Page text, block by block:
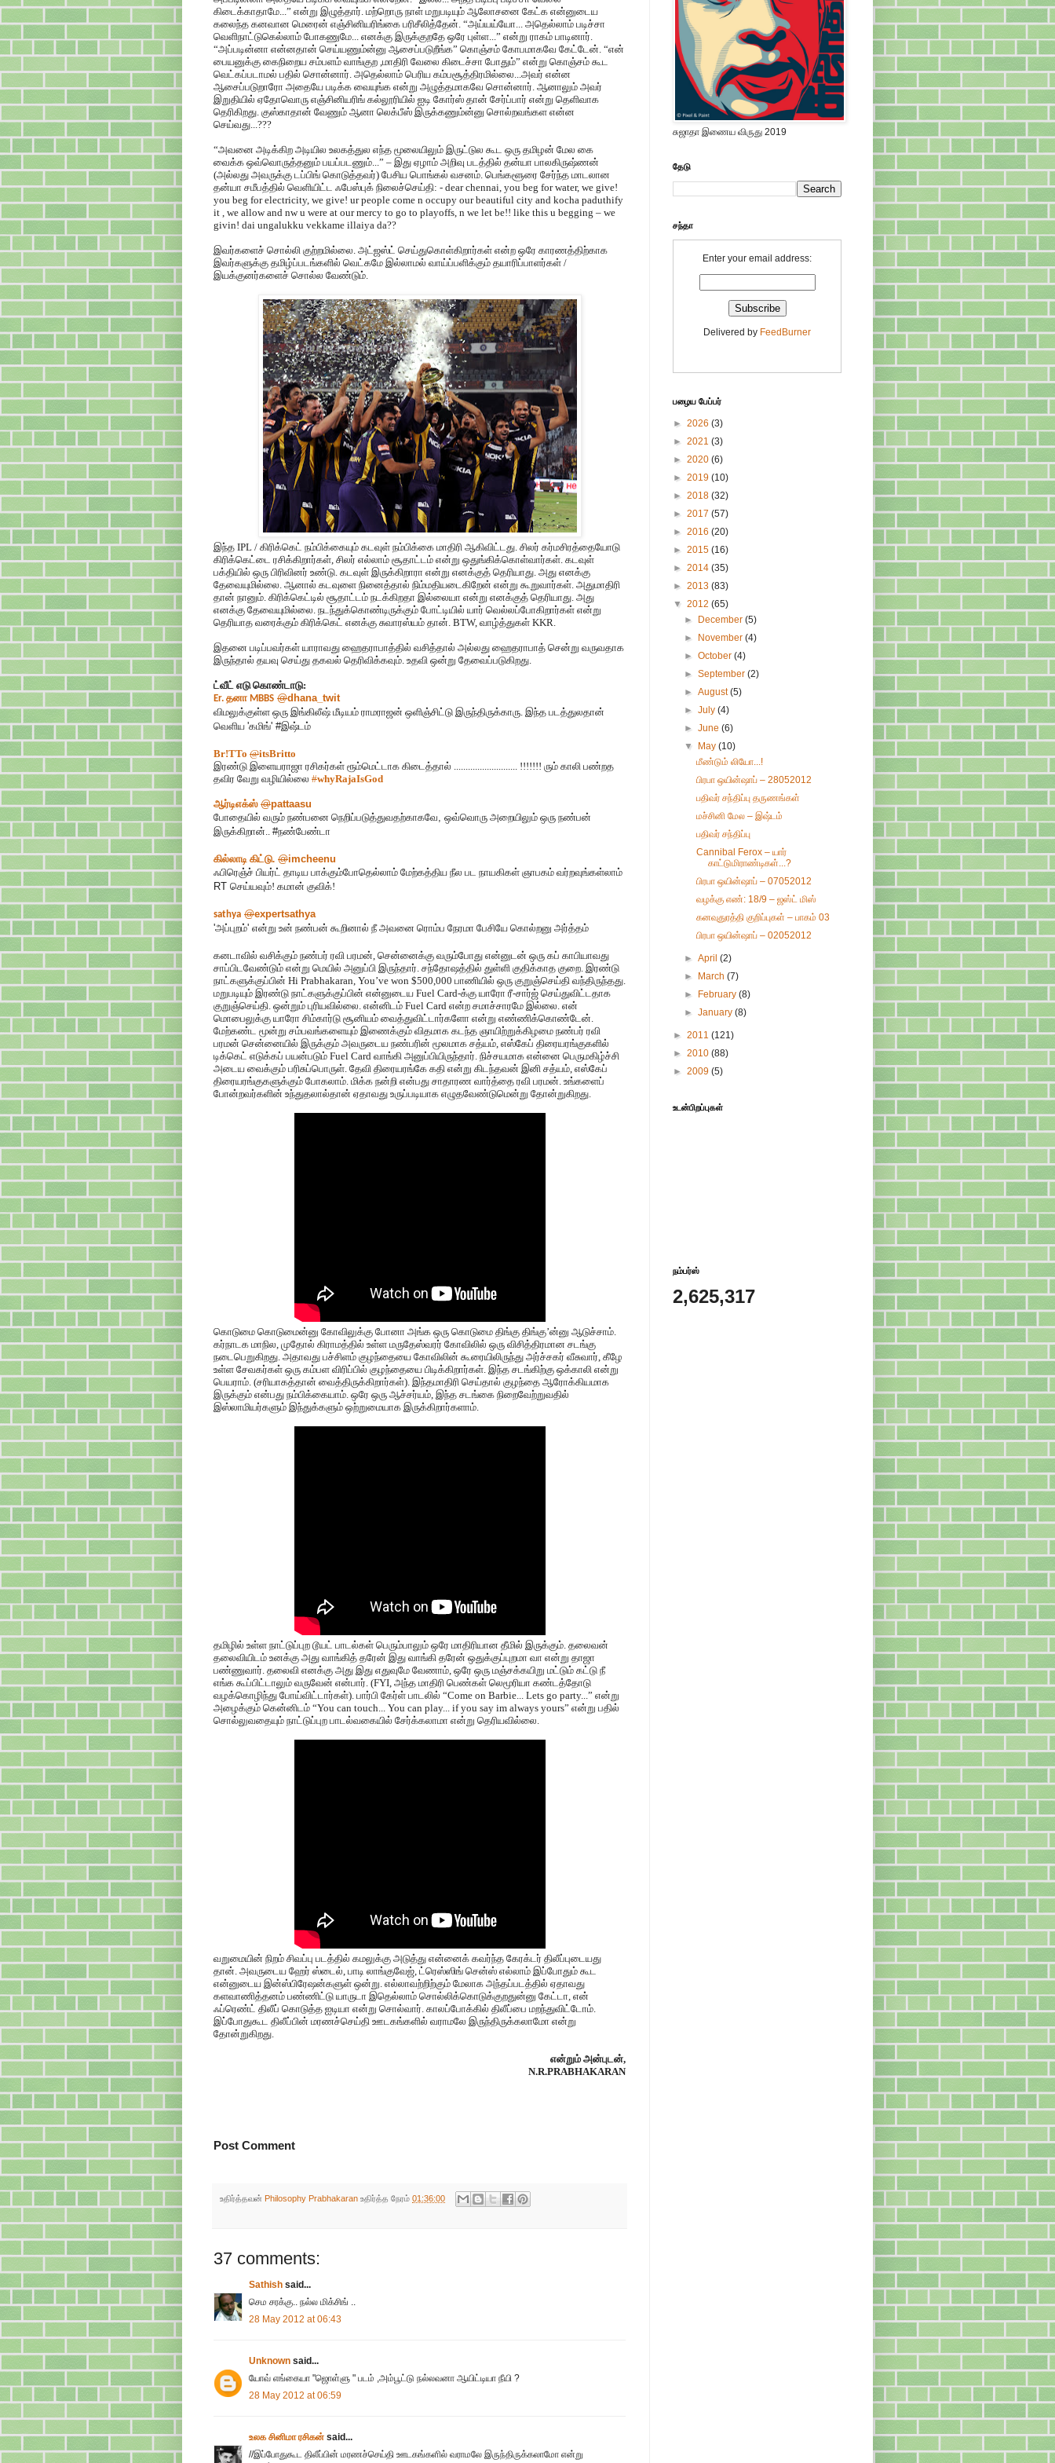
கிடைக்காதாமே...” என்று இழுத்தார். மற்றொரு நாள் மறுபடியும் ஆலோசனை கேட்க என்னுடைய
கலைந்த கனவான மெரைன் எஞ்சினியரிங்கை பரிசீலித்தேன். “அய்யய்யோ... அதெல்லாம் படிச்சா
வெளிநாட்டுகெல்லாம் போகணுமே... எனக்கு இருக்குறதே ஒரே புள்ள...” என்று ராகம் பாடினார்.
“அப்படின்னா என்னதான் செய்யணும்ன்னு ஆசைப்படுறீங்க” கொஞ்சம் கோபமாகவே கேட்டேன். “என்
பையனுக்கு கைநிறைய சம்பளம் வாங்குற ,மாதிரி வேலை கிடைச்சா போதும்” என்று கொஞ்சம் கூட
வெட்கப்படாமல் பதில் சொன்னார். அதெல்லாம் பெரிய கம்பசூத்திரமில்லை...அவர் என்ன
ஆசைப்படுறாரோ அதையே படிக்க வையுங்க என்று அழுத்தமாகவே சொன்னார். ஆனாலும் அவர்
இறுதியில் ஏதோவொரு எஞ்சினியரிங் கல்லூரியில் ஐடி கோர்ஸ் தான் சேர்ப்பார் என்று தெளிவாக
தெரிகிறது. குஸ்காதான் வேணும் ஆனா லெக்பீஸ் இருக்கணும்ன்னு சொல்றவங்கள என்ன
செய்வது...???
“அவனை அடிக்கிற அடியில உலகத்துல எந்த மூலையிலும் இருட்டுல கூட ஒரு தமிழன் மேல கை
வைக்க ஒவ்வொருத்தனும் பயப்படணும்...” – இது ஏழாம் அறிவு படத்தில் தன்யா பாலகிருஷ்ணன்
(அல்லது அவருக்கு டப்பிங் கொடுத்தவர்) பேசிய பொங்கல் வசனம். பெங்களூரை சேர்ந்த மாடலான
தன்யா சமீபத்தில் வெளியிட்ட ஃபேஸ்புக் நிலைச்செய்தி: - dear chennai, you beg for water, we give!
you beg for electricity, we give! ur people come n occupy our beautiful city and kocha paduthify
it , we allow and nw u were at our mercy to go to playoffs, n we let be!! like this u begging – we
givin! dai ungalukku vekkame illaiya da??
இவர்களைச் சொல்லி குற்றமில்லை. அட்ஜஸ்ட் செய்துகொள்கிறார்கள் என்ற ஒரே காரணத்திற்காக
இவர்களுக்கு தமிழ்ப்படங்களில் வெட்கமே இல்லாமல் வாய்ப்பளிக்கும் தயாரிப்பாளர்கள் /
இயக்குனர்களைச் சொல்ல வேண்டும்.
இந்த IPL / கிரிக்கெட் நம்பிக்கையும் கடவுள் நம்பிக்கை மாதிரி ஆகிவிட்டது. சிலர் கர்மசிரத்தையோடு
கிரிக்கெட்டை ரசிக்கிறார்கள், சிலர் எல்லாம் சூதாட்டம் என்று ஒதுங்கிக்கொள்வார்கள். கடவுள்
பக்தியில் ஒரு பிரிவினர் உண்டு. கடவுள் இருக்கிறாரா என்று எனக்குத் தெரியாது. அது எனக்கு
தேவையுமில்லை. ஆனால் கடவுளை நினைத்தால் நிம்மதியடைகிறேன் என்று கூறுவார்கள். அதுமாதிரி
தான் நானும். கிரிக்கெட்டில் சூதாட்டம் நடக்கிறதா இல்லையா என்று எனக்குத் தெரியாது. அது
எனக்கு தேவையுமில்லை. நடந்துக்கொண்டிருக்கும் போட்டியில் யார் வெல்லப்போகிறார்கள் என்று
தெரியாத வரைக்கும் கிரிக்கெட் எனக்கு சுவாரஸ்யம் தான். BTW, வாழ்த்துகள் KKR.
இதனை படிப்பவர்கள் யாராவது ஹைதராபாத்தில் வசித்தால் அல்லது ஹைதராபாத் சென்று வருவதாக
இருந்தால் தயவு செய்து தகவல் தெரிவிக்கவும். உதவி ஒன்று தேவைப்படுகிறது.
ட்வீட் எடு கொண்டாடு:
Er. தனா MBBS @dhana_twit
விமலுக்குள்ள ஒரு இங்கிலீஷ் மீடியம் ராமராஜன் ஒளிஞ்சிட்டு இருந்திருக்காரு. இந்த படத்துலதான்
வெளிய 'கமிங்' #இஷ்டம்
Br!TTo @itsBritto
இரண்டு இளையராஜா ரசிகர்கள் ரூம்மெட்டாக கிடைத்தால் ........................... !!!!!!! ரும் காலி பண்றத
தவிர வேறு வழியில்லை #whyRajaIsGod
ஆர்டிஎக்ஸ் @pattaasu
போதையில் வரும் நண்பனை நெறிப்படுத்துவதற்காகவே ஒவ்வொரு அறையிலும் ஒரு நண்பன்
இருக்கிறான்.. #நண்பேண்டா
கில்லாடி கிட்டு. @imcheenu
ஃபிரெஞ்ச் பியர்ட் தாடிய பாக்கும்போதெல்லாம் மேற்கத்திய நீல பட நாயகிகள் ஞாபகம் வர்றவுங்கள்லாம்
RT செய்யவும்! கமான் குவிக்!
sathya @expertsathya
'அப்புறம்' என்று உன் நண்பன் கூறினால் நீ அவனை ரொம்ப நேரமா பேசியே கொல்றனு அர்த்தம்
கனடாவில் வசிக்கும் நண்பர் ரவி பரமன், சென்னைக்கு வரும்போது என்னுடன் ஒரு கப் காபியாவது
சாப்பிடவேண்டும் என்று மெயில் அனுப்பி இருந்தார். சந்தோஷத்தில் துள்ளி குதிக்காத குறை. இரண்டு
நாட்களுக்குப்பின் Hi Prabhakaran, You’ve won $500,000 பாணியில் ஒரு குறுஞ்செய்தி வந்திருந்தது.
மறுபடியும் இரண்டு நாட்களுக்குப்பின் என்னுடைய Fuel Card-க்கு யாரோ ரீ-சார்ஜ் செய்துவிட்டதாக
குறுஞ்செய்தி. ஒன்றும் புரியவில்லை. என்னிடம் Fuel Card என்ற சமாச்சாரமே இல்லை. என்
மொபைலுக்கு யாரோ சிம்கார்டு சூனியம் வைத்துவிட்டார்களோ என்று எண்ணிக்கொண்டேன்.
மேற்கண்ட மூன்று சம்பவங்களையும் இணைக்கும் விதமாக கடந்த ஞாயிற்றுக்கிழமை நண்பர் ரவி
பரமன் சென்னையில் இருக்கும் அவருடைய நண்பரின் மூலமாக சத்யம், எஸ்கேப் திரையரங்குகளில்
டிக்கெட் எடுக்கப் பயன்படும் Fuel Card வாங்கி அனுப்பியிருந்தார். நிச்சயமாக என்னை பெருமகிழ்ச்சி
அடைய வைக்கும் பரிசுப்பொருள். தேவி திரையரங்கே கதி என்று கிடந்தவன் இனி சத்யம், எஸ்கேப்
திரையரங்குகளுக்கும் போகலாம். மிக்க நன்றி என்பது சாதாரண வார்த்தை ரவி பரமன். உங்களைப்
போன்றவர்களின் உந்துதலால்தான் ஏதாவது உருப்படியாக எழுதவேண்டுமென்று தோன்றுகிறது.
கொடுமை கொடுமைன்னு கோவிலுக்கு போனா அங்க ஒரு கொடுமை திங்கு திங்கு’ன்னு ஆடுச்சாம்.
கர்நாடக மாநில, முதோல் கிராமத்தில் உள்ள மருதேஸ்வரர் கோவிலில் ஒரு விசித்திரமான சடங்கு
நடைபெறுகிறது. அதாவது பச்சிளம் குழந்தையை கோவிலின் கூரையிலிருந்து அர்ச்சகர் வீசுவார், கீழே
உள்ள சேவகர்கள் ஒரு கம்பள விரிப்பில் குழந்தையை பிடிக்கிறார்கள். இந்த சடங்கிற்கு ஒக்காலி என்று
பெயராம். (சரியாகத்தான் வைத்திருக்கிறார்கள்). இந்தமாதிரி செய்தால் குழந்தை ஆரோக்கியமாக
இருக்கும் என்பது நம்பிக்கையாம். ஒரே ஒரு ஆச்சர்யம், இந்த சடங்கை நிறைவேற்றுவதில்
இஸ்லாமியர்களும் இந்துக்களும் ஒற்றுமையாக இருக்கிறார்களாம்.
தமிழில் உள்ள நாட்டுப்புற டூயட் பாடல்கள் பெரும்பாலும் ஒரே மாதிரியான தீமில் இருக்கும். தலைவன்
தலைவியிடம் உனக்கு அது வாங்கித் தரேன் இது வாங்கி தரேன் ஒதுக்குப்புறமா வா என்று தாஜா
பண்ணுவார். தலைவி எனக்கு அது இது எதுவுமே வேணாம், ஒரே ஒரு மஞ்சக்கயிறு மட்டும் கட்டு நீ
எங்க கூப்பிட்டாலும் வருவேன் என்பார். (FYI, அந்த மாதிரி பெண்கள் லெமூரியா கண்டத்தோடு
வழக்கொழிந்து போய்விட்டார்கள்). பார்பி கேர்ள் பாடலில் “Come on Barbie... Lets go party...” என்று
அழைக்கும் கென்னிடம் “You can touch... You can play... if you say im always yours” என்று பதில்
சொல்லுவதையும் நாட்டுப்புற பாடல்வகையில் சேர்க்கலாமா என்று தெரியவில்லை.
வறுமையின் நிறம் சிவப்பு படத்தில் கமலுக்கு அடுத்து என்னைக் கவர்ந்த கேரக்டர் திலீப்புடையது
தான். அவருடைய ஹேர் ஸ்டைல், பாடி லாங்குவேஜ், ட்ரெஸ்ஸிங் சென்ஸ் எல்லாம் இப்போதும் கூட
என்னுடைய இன்ஸ்பிரேஷன்களுள் ஒன்று. எல்லாவற்றிற்கும் மேலாக அந்தப்படத்தில் ஏதாவது
களவாணித்தனம் பண்ணிட்டு யாருடா இதெல்லாம் சொல்லிக்கொடுக்குறதுன்னு கேட்டா, என்
ஃப்ரெண்ட் திலீப் கொடுத்த ஐடியா என்று சொல்வார். காலப்போக்கில் திலீப்பை மறந்துவிட்டோம்.
இப்போதுகூட திலீப்பின் மரணச்செய்தி ஊடகங்களில் வராமலே இருந்திருக்கலாமோ என்று
தோன்றுகிறது.
என்றும் அன்புடன்,
N.R.PRABHAKARAN
Post Comment
உதிர்த்தவன் Philosophy Prabhakaran உதிர்த்த நேரம் 01:36:00
37 comments:
Sathish said...
செம சரக்கு.. நல்ல மிக்சிங் ..
28 May 2012 at 06:43
Unknown said...
யோவ் எங்கையா "ஜொள்ளு " படம் ,அம்பூட்டு நல்லவனா ஆயிட்டியா நீயி ?
28 May 2012 at 06:59
உலக சினிமா ரசிகன் said...
//இப்போதுகூட திலீப்பின் மரணச்செய்தி ஊடகங்களில் வராமலே இருந்திருக்கலாமோ என்று
சுஜாதா இணைய விருது 2019
தேடு
சந்தா
Enter your email address:
Delivered by FeedBurner
பழைய பேப்பர்
► 2026 (3)
► 2021 (3)
► 2020 (6)
► 2019 (10)
► 2018 (32)
► 2017 (57)
► 2016 (20)
► 2015 (16)
► 2014 (35)
► 2013 (83)
▼ 2012 (65)
►
December(5)
►
November(4)
►October(4)
►September(2)
►August(5)
►July(4)
►June(6)
▼
May(10)
மீண்டும் லியோ...!
பிரபா ஒயின்ஷாப் – 28052012
பதிவர் சந்திப்பு தருணங்கள்
மச்சினி மேல – இஷ்டம்
பதிவர் சந்திப்பு
Cannibal Ferox – யார்
காட்டுமிராண்டிகள்...?
பிரபா ஒயின்ஷாப் – 07052012
வழக்கு எண்: 18/9 – ஜஸ்ட் மிஸ்
கனவுதுரத்தி குறிப்புகள் – பாகம் 03
பிரபா ஒயின்ஷாப் – 02052012
►April(2)
►
March(7)
►
February(8)
►January(8)
► 2011 (121)
► 2010 (88)
► 2009 (5)
உடன்பிறப்புகள்
நம்பர்ஸ்
2,625,317